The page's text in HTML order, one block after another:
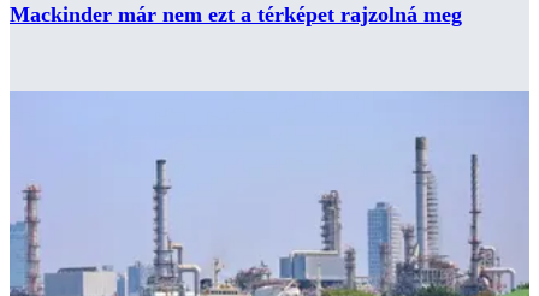
Mackinder már nem ezt a térképet rajzolná meg